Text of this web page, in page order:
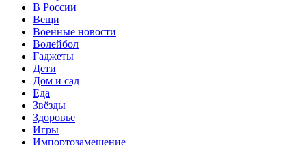
В России
Вещи
Военные новости
Волейбол
Гаджеты
Дети
Дом и сад
Еда
Звёзды
Здоровье
Игры
Импортозамещение